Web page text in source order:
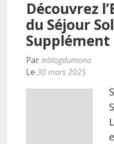
Découvrez
du Séjour
Supplément
Parleblogdumono
Le 30 mars 2025